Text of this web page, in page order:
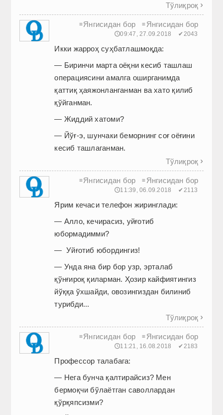
Тўлиқроқ 
≡Янгисидан бор ≡ Янгисидан бор
🕔09:47, 27.09.2018 ✔2043
Икки жарроҳ суҳбатлашмоқда:
— Биринчи марта оёқни кесиб ташлаш
операциясини амалга оширганимда
қаттиқ ҳаяжонланганман ва хато қилиб
қўйганман.
— Жиддий хатоми?
— Йўғ-э, шунчаки беморнинг соғ оёғини
кесиб ташлаганман.
Тўлиқроқ 
≡Янгисидан бор ≡ Янгисидан бор
🕔11:39, 06.09.2018 ✔2113
Ярим кечаси телефон жиринглади:
— Алло, кечирасиз, уйғотиб
юбормадимми?
— Уйғотиб юборди­нгиз!
— Унда яна бир бор узр, эрталаб
қўнғироқ қиларман. Ҳозир кайфиятингиз
йўққа ўхшайди, овозингиздан билиниб
турибди...
Тўлиқроқ 
≡Янгисидан бор ≡ Янгисидан бор
🕔11:21, 16.08.2018 ✔2183
Профессор талабага:
— Нега бунча қалтирайсиз? Мен
бермоқчи бўлаётган саволлардан
қўрқяпсизми?